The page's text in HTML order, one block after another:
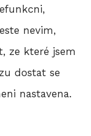
nevim,
ze které jsem
dostat se
nastavena.